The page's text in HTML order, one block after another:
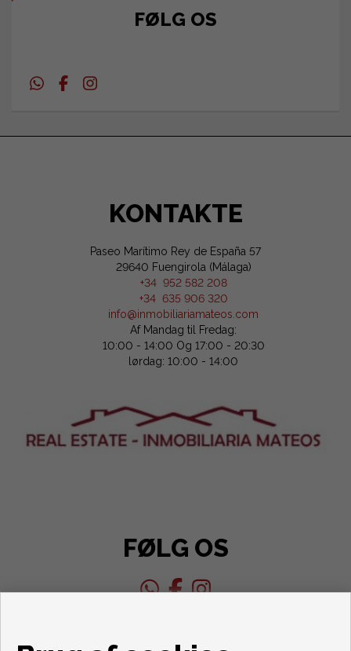
FØLG OS
KONTAKTE
Paseo Marítimo Rey de España 57
29640 Fuengirola (Málaga)
+34 952 582 208
+34 635 906 320
info@inmobiliariamateos.com
Af Mandag til Fredag:
10:00 - 14:00 Og 17:00 - 20:30
lørdag: 10:00 - 14:00
FØLG OS